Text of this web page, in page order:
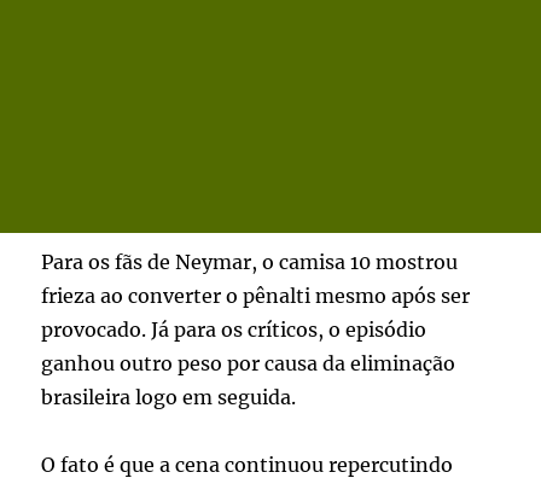
Para os fãs de Neymar, o camisa 10 mostrou
frieza ao converter o pênalti mesmo após ser
provocado. Já para os críticos, o episódio
ganhou outro peso por causa da eliminação
brasileira logo em seguida.
O fato é que a cena continuou repercutindo